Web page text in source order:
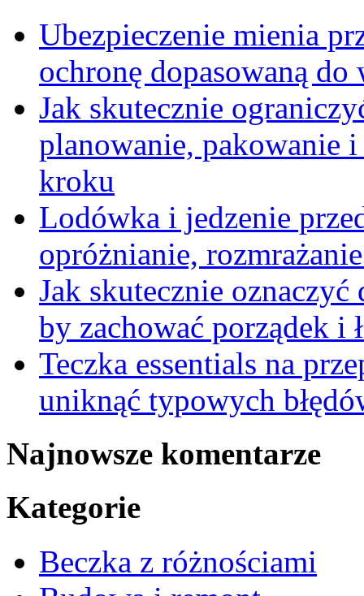
Ubezpieczenie mienia
ochronę dopasowaną
Jak skutecznie
planowanie, pakowanie
kroku
Lodówka i jedzenie
opróżnianie,
Jak skutecznie
by zachować porządek i
Teczka essentials na
uniknąć typowych
Najnowsze komentarze
Kategorie
Beczka z różnościami